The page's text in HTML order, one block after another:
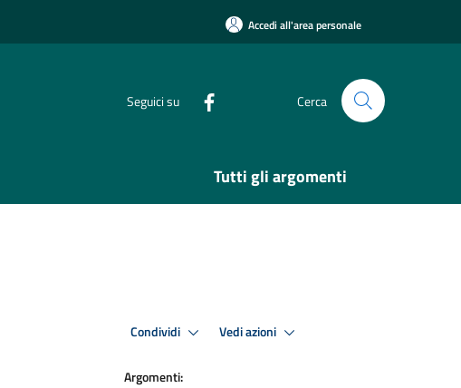
Accedi all'area personale
Seguici su Cerca
Tutti gli argomenti
Condividi Vedi azioni
Argomenti: